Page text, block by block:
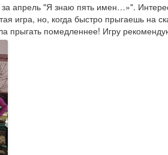
"Я знаю пять имен…»".
игра, но, когда быстро прыгаешь на
прыгать помедленнее! Игру